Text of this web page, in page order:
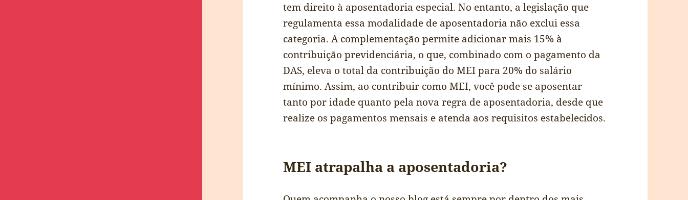
tem direito à aposentadoria especial. No entanto, a legislação que
regulamenta essa modalidade de aposentadoria não exclui essa
categoria. A complementação permite adicionar mais 15% à
contribuição previdenciária, o que, combinado com o pagamento da
DAS, eleva o total da contribuição do MEI para 20% do salário
mínimo. Assim, ao contribuir como MEI, você pode se aposentar
tanto por idade quanto pela nova regra de aposentadoria, desde que
realize os pagamentos mensais e atenda aos requisitos estabelecidos.
MEI atrapalha a aposentadoria?